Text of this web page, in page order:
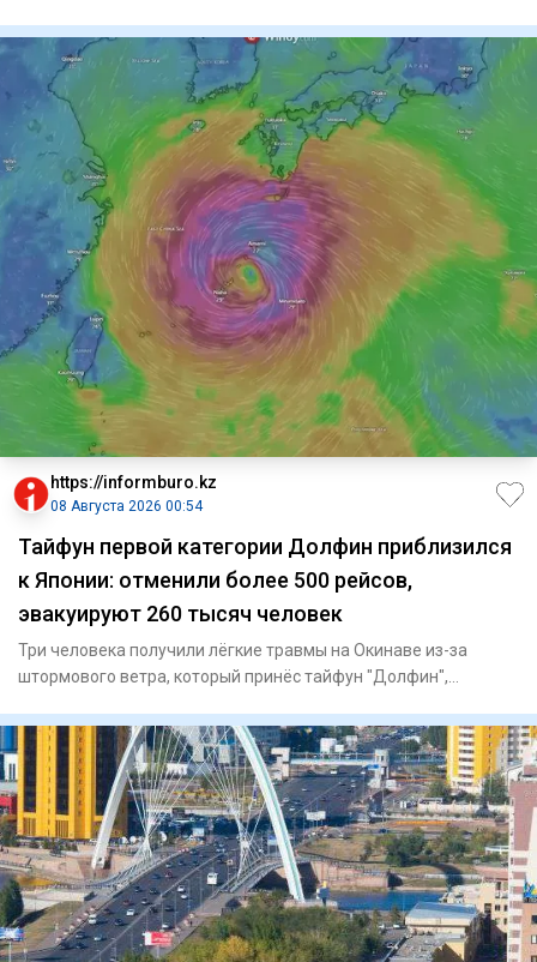
https://informburo.kz
08 Августа 2026 00:54
Тайфун первой категории Долфин приблизился
к Японии: отменили более 500 рейсов,
эвакуируют 260 тысяч человек
Три человека получили лёгкие травмы на Окинаве из-за
штормового ветра, который принёс тайфун "Долфин",